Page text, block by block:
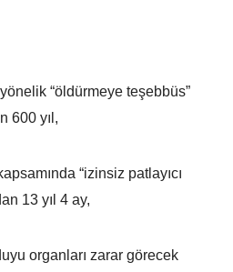
“öldürmeye teşebbüs”
600 yıl,
“izinsiz patlayıcı
13 yıl 4 ay,
organları zarar görecek